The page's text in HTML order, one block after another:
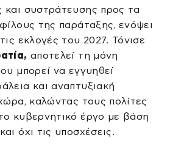
και συστράτευσης προς τα
της παράταξης, ενόψει
εκλογές του 2027. Τόνισε
αποτελεί τη μόνη
μπορεί να εγγυηθεί
και αναπτυξιακή
καλώντας τους πολίτες
κυβερνητικό έργο με βάση
όχι τις υποσχέσεις.